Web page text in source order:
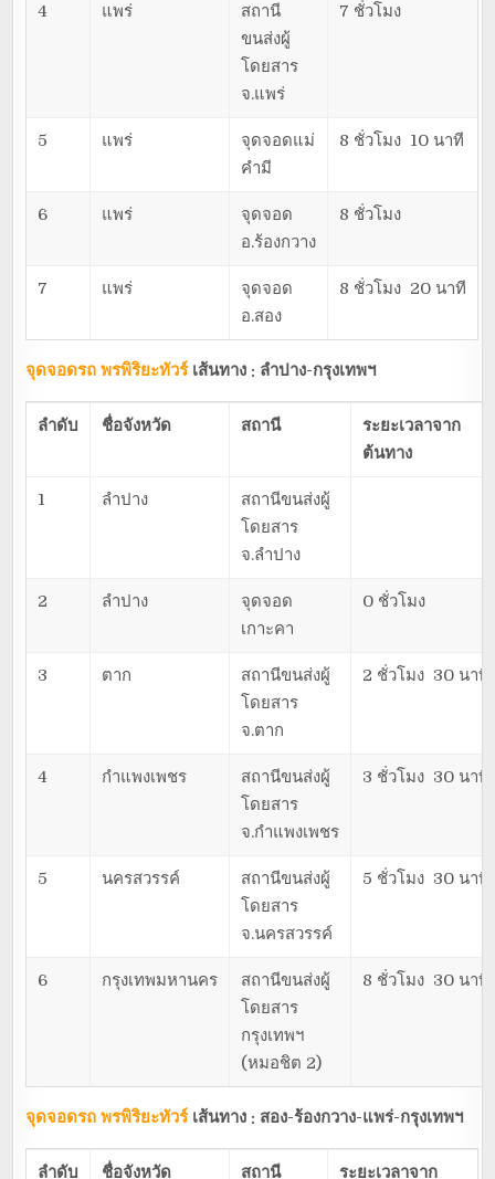
4 แพร่
สถานี
ขนส่งผู้
โดยสาร
จ.แพร่
7 ชั่วโมง
5 แพร่
จุดจอดแม่
คำมี
8 ชั่วโมง 10 นาที
6 แพร่
จุดจอด
อ.ร้องกวาง
8 ชั่วโมง
7 แพร่
จุดจอด
อ.สอง
8 ชั่วโมง 20 นาที
จุดจอดรถ พรพิริยะทัวร์เส้นทาง : ลำปาง-กรุงเทพฯ
ลำดับ ชื่อจังหวัด สถานี
ระยะเวลาจาก
ต้นทาง
1 ลำปาง
สถานีขนส่งผู้
โดยสาร
จ.ลำปาง
2 ลำปาง
จุดจอด
เกาะคา
0 ชั่วโมง
3 ตาก
สถานีขนส่งผู้
โดยสาร
จ.ตาก
2 ชั่วโมง 30 นาที
4 กำแพงเพชร
สถานีขนส่งผู้
โดยสาร
จ.กำแพงเพชร
3 ชั่วโมง 30 นาที
5 นครสวรรค์
สถานีขนส่งผู้
โดยสาร
จ.นครสวรรค์
5 ชั่วโมง 30 นาที
6 กรุงเทพมหานคร
สถานีขนส่งผู้
โดยสาร
กรุงเทพฯ
(หมอชิต 2)
8 ชั่วโมง 30 นาที
จุดจอดรถ พรพิริยะทัวร์เส้นทาง : สอง-ร้องกวาง-แพร่-กรุงเทพฯ
ลำดับ ชื่อจังหวัด สถานี ระยะเวลาจาก